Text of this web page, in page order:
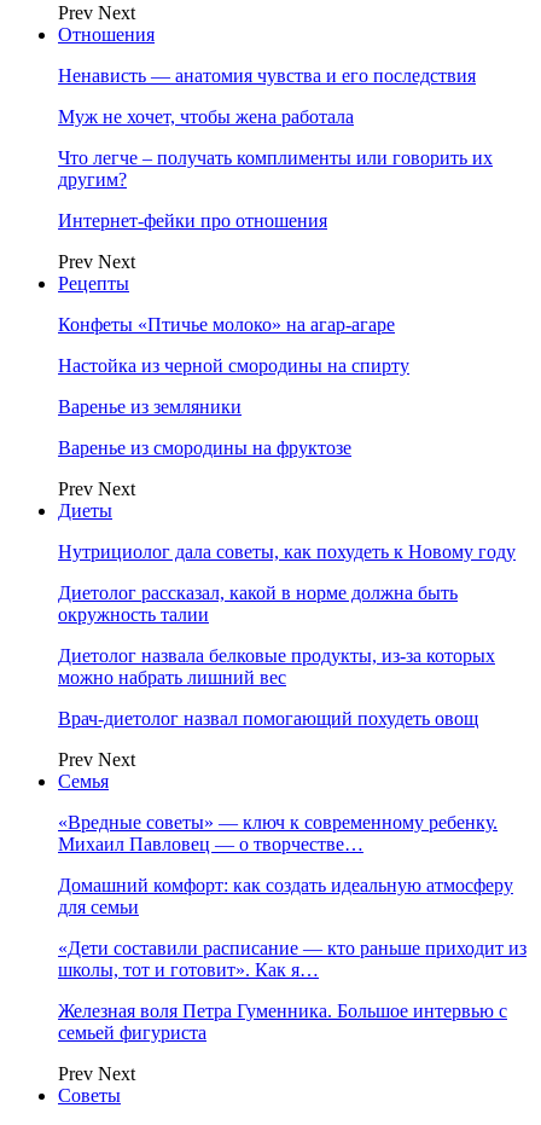
Prev Next
Отношения
Ненависть — анатомия чувства и его последствия
Муж не хочет, чтобы жена работала
Что легче – получать комплименты или говорить их
другим?
Интернет-фейки про отношения
Prev Next
Рецепты
Конфеты «Птичье молоко» на агар-агаре
Настойка из черной смородины на спирту
Варенье из земляники
Варенье из смородины на фруктозе
Prev Next
Диеты
Нутрициолог дала советы, как похудеть к Новому году
Диетолог рассказал, какой в норме должна быть
окружность талии
Диетолог назвала белковые продукты, из-за которых
можно набрать лишний вес
Врач-диетолог назвал помогающий похудеть овощ
Prev Next
Семья
«Вредные советы» — ключ к современному ребенку.
Михаил Павловец — о творчестве…
Домашний комфорт: как создать идеальную атмосферу
для семьи
«Дети составили расписание — кто раньше приходит из
школы, тот и готовит». Как я…
Железная воля Петра Гуменника. Большое интервью с
семьей фигуриста
Prev Next
Советы